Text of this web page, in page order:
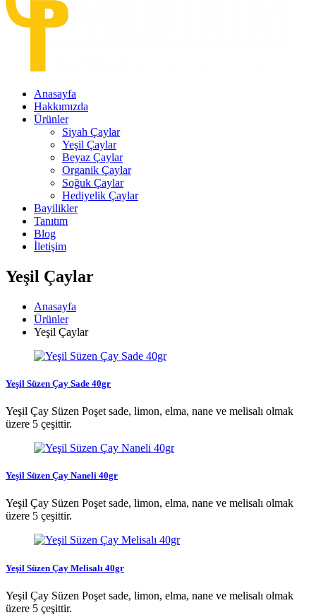
Anasayfa
Hakkımızda
Ürünler
Siyah Çaylar
Yeşil Çaylar
Beyaz Çaylar
Organik Çaylar
Soğuk Çaylar
Hediyelik Çaylar
Bayilikler
Tanıtım
Blog
İletişim
Yeşil Çaylar
Anasayfa
Ürünler
Yeşil Çaylar
Yeşil Süzen Çay Sade 40gr
Yeşil Çay Süzen Poşet sade, limon, elma, nane ve melisalı olmak
üzere 5 çeşittir.
Yeşil Süzen Çay Naneli 40gr
Yeşil Çay Süzen Poşet sade, limon, elma, nane ve melisalı olmak
üzere 5 çeşittir.
Yeşil Süzen Çay Melisalı 40gr
Yeşil Çay Süzen Poşet sade, limon, elma, nane ve melisalı olmak
üzere 5 çeşittir.